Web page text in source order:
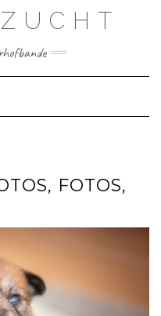
Navigation
FOTOS,